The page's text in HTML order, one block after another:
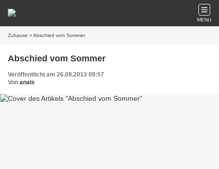
MENU
Zuhause » Abschied vom Sommer
Abschied vom Sommer
Veröffentlicht am 26.09.2013 09:57
Von anais